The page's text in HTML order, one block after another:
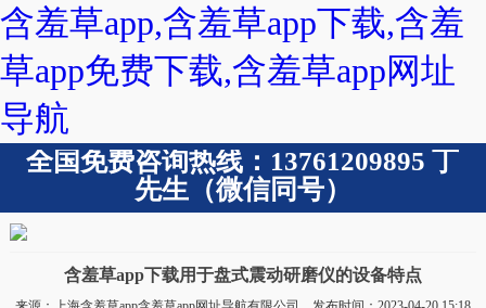
含羞草app,含羞草app下载,含羞
草app免费下载,含羞草app网址
导航
全国免费咨询热线：13761209895 丁
先生（微信同号）
含羞草app下载用于盘式震动研磨仪的设备特点